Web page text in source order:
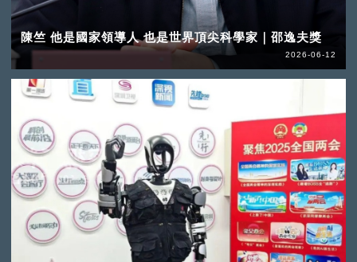
陳竺 他是國家領導人 也是世界頂尖科學家｜邵逸夫獎
2026-06-12